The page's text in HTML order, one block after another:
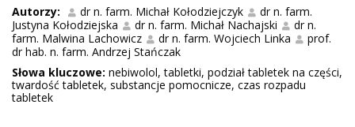
Autorzy: dr n. farm. Michał Kołodziejczyk
dr n. farm.
Justyna Kołodziejska
dr n. farm. Michał Nachajski
dr n.
farm. Malwina Lachowicz
dr n. farm. Wojciech Linka
prof.
dr hab. n. farm. Andrzej Stańczak
Słowa kluczowe: nebiwolol, tabletki, podział tabletek na części,
twardość tabletek, substancje pomocnicze, czas rozpadu
tabletek